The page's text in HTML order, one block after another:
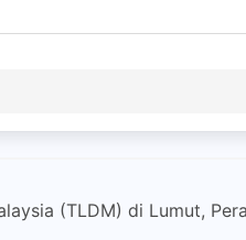
(TLDM) di Lumut,